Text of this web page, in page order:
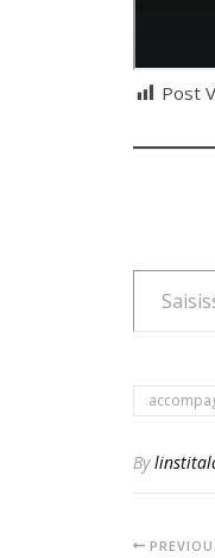
Post
By